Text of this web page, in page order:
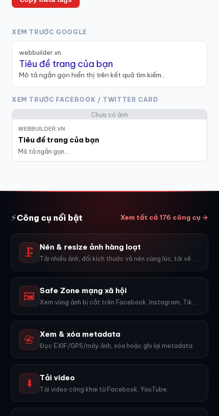
XEM TRƯỚC GOOGLE
webbuilder.vn
Tiêu đề trang của bạn
Mô tả ngắn gọn hiển thị trên kết quả tìm kiếm…
XEM TRƯỚC FACEBOOK / TWITTER CARD
Chưa có ảnh
WEBBUILDER.VN
Tiêu đề trang của bạn
Mô tả ngắn gọn…
⚡Công cụ nổi bật Xem tất cả 176 công cụ →
🗜️ Nén & resize ảnh hàng loạt
Tải nhiều ảnh, đổi kích thước và nén cùng lúc, tải về ZIP.
🖼️ Safe Zone mạng xã hội
Xem vùng ảnh bị cắt trên Facebook, Instagram, TikTok, YouTube...
📇 Xem & xóa metadata
Đọc EXIF/GPS/máy ảnh, xóa hoặc ghi lại metadata.
⬇️ Tải video
Tải video công khai từ Facebook, YouTube.